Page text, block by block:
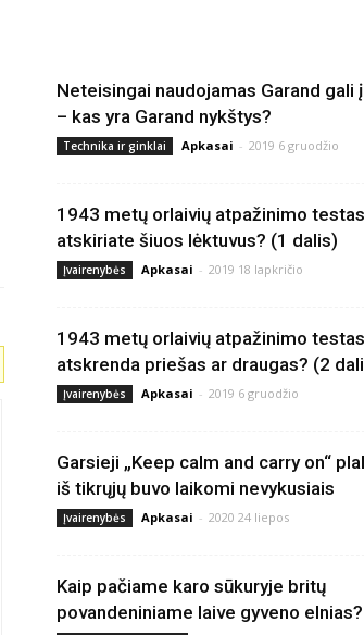
Neteisingai naudojamas Garand gali
– kas yra Garand nykštys?
Technika ir ginklai Apkasai - 2019 6 gruodžio
1943 metų orlaivių atpažinimo
atskiriate šiuos lėktuvus? (1 dalis)
Įvairenybės Apkasai - 2019 18 lapkričio
1943 metų orlaivių atpažinimo
atskrenda priešas ar draugas? (2
Įvairenybės Apkasai - 2019 6 gruodžio
Garsieji „Keep calm and carry on“
iš tikrųjų buvo laikomi nevykusiais
Įvairenybės Apkasai - 2020 24 liepos
Kaip pačiame karo sūkuryje britų
povandeniniame laive gyveno elnias?